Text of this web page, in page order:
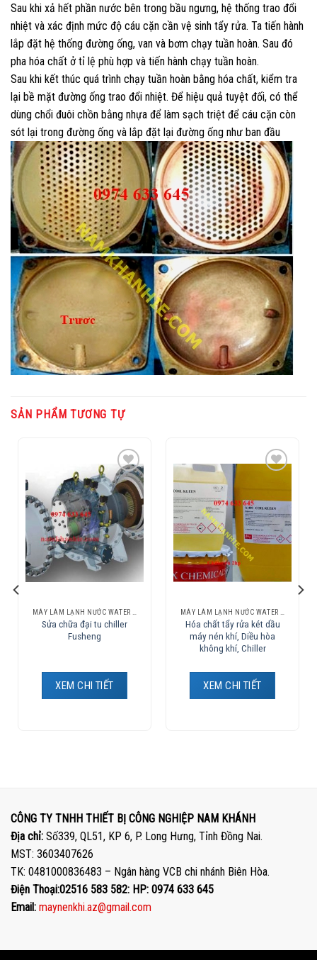
Sau khi xả hết phần nước bên trong bầu ngưng, hệ thống trao đổi
nhiệt và xác định mức độ cáu cặn cần vệ sinh tẩy rửa. Ta tiến hành
lắp đặt hệ thống đường ống, van và bơm chạy tuần hoàn. Sau đó
pha hóa chất ở tỉ lệ phù hợp và tiến hành chạy tuần hoàn.
Sau khi kết thúc quá trình chạy tuần hoàn bằng hóa chất, kiểm tra
lại bề mặt đường ống trao đổi nhiệt. Để hiệu quả tuyệt đối, có thể
dùng chổi đuôi chồn bằng nhựa để làm sạch triệt để cáu cặn còn
sót lại trong đường ống và lắp đặt lại đường ống như ban đầu
SẢN PHẨM TƯƠNG TỰ
Add to
Wishlist
MÁY LÀM LẠNH NƯỚC WATER CHILLER
Sửa chữa đại tu chiller
Fusheng
XEM CHI TIẾT
MÁY LÀM LẠNH NƯỚC WATER CHILLER
Hóa chất tẩy rửa két dầu
máy nén khí, Diều hòa
không khí, Chiller
XEM CHI TIẾT
CÔNG TY TNHH THIẾT BỊ CÔNG NGHIỆP NAM KHÁNH
Địa chỉ: Số339, QL51, KP 6, P. Long Hưng, Tỉnh Đồng Nai.
MST: 3603407626
TK: 0481000836483 – Ngân hàng VCB chi nhánh Biên Hòa.
Điện Thoại:02516 583 582: HP: 0974 633 645
Email: maynenkhi.az@gmail.com